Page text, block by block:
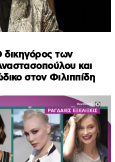
δικηγόρος των
και
στον Φιλιππίδη